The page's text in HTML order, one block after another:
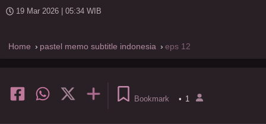
19 Mar 2026 | 05:34 WIB
Home pastel memo subtitle indonesia eps 12
Bookmark • 1